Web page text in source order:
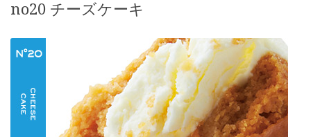
no20 チーズケーキ